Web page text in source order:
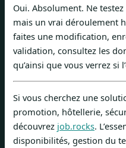
Oui. Absolument. Ne
mais un vrai déroulement
faites une modification,
validation, consultez les
qu’ainsi que vous verrez si
Si vous cherchez une
promotion, hôtellerie,
découvrez job.rocks.
disponibilités, gestion du